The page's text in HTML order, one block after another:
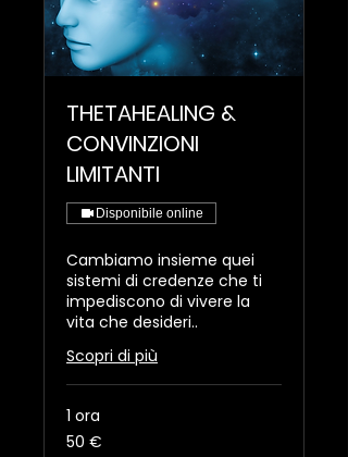
THETAHEALING &
CONVINZIONI
LIMITANTI
Disponibile online
Cambiamo insieme quei
sistemi di credenze che ti
impediscono di vivere la
vita che desideri..
Scopri di più
1 ora
50
euro
50 €